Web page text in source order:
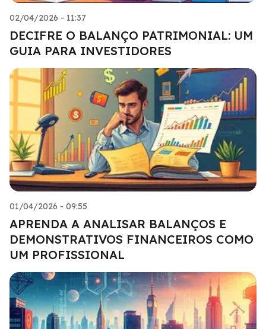
02/04/2026 - 11:37
DECIFRE O BALANÇO PATRIMONIAL: UM
GUIA PARA INVESTIDORES
01/04/2026 - 09:55
APRENDA A ANALISAR BALANÇOS E
DEMONSTRATIVOS FINANCEIROS COMO
UM PROFISSIONAL